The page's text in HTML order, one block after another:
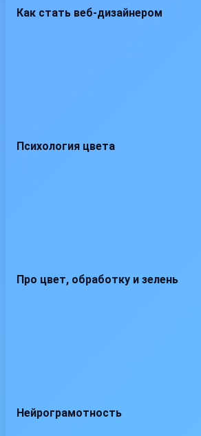
Как стать веб-дизайнером
Психология цвета
Про цвет, обработку и зелень
Нейрограмотность